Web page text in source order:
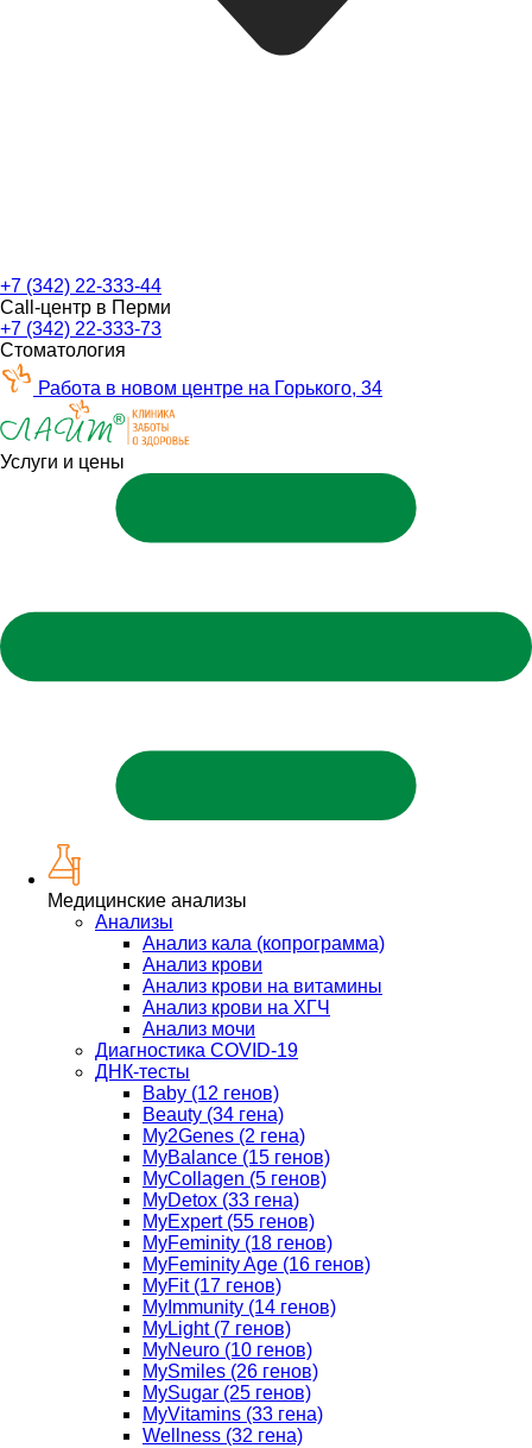
+7 (342) 22-333-44
Call-центр в Перми
+7 (342) 22-333-73
Стоматология
Работа в новом центре на Горького, 34
Услуги и цены
Медицинские анализы
Анализы
Анализ кала (копрограмма)
Анализ крови
Анализ крови на витамины
Анализ крови на ХГЧ
Анализ мочи
Диагностика COVID-19
ДНК-тесты
Baby (12 генов)
Beauty (34 гена)
My2Genes (2 гена)
MyBalance (15 генов)
MyCollagen (5 генов)
MyDetox (33 гена)
MyExpert (55 генов)
MyFeminity (18 генов)
MyFeminity Age (16 генов)
MyFit (17 генов)
MyImmunity (14 генов)
MyLight (7 генов)
MyNeuro (10 генов)
MySmiles (26 генов)
MySugar (25 генов)
MyVitamins (33 гена)
Wellness (32 гена)